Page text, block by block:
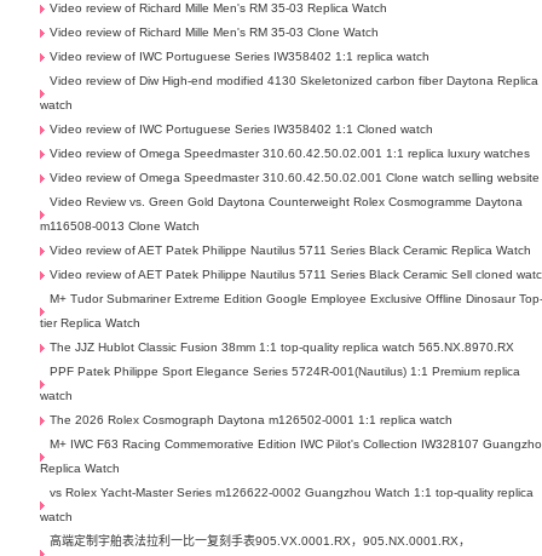
Video review of Richard Mille Men's RM 35-03 Replica Watch
Video review of Richard Mille Men's RM 35-03 Clone Watch
Video review of IWC Portuguese Series IW358402 1:1 replica watch
Video review of Diw High-end modified 4130 Skeletonized carbon fiber Daytona Replica
watch
Video review of IWC Portuguese Series IW358402 1:1 Cloned watch
Video review of Omega Speedmaster 310.60.42.50.02.001 1:1 replica luxury watches
Video review of Omega Speedmaster 310.60.42.50.02.001 Clone watch selling website
Video Review vs. Green Gold Daytona Counterweight Rolex Cosmogramme Daytona
m116508-0013 Clone Watch
Video review of AET Patek Philippe Nautilus 5711 Series Black Ceramic Replica Watch
Video review of AET Patek Philippe Nautilus 5711 Series Black Ceramic Sell cloned
M+ Tudor Submariner Extreme Edition Google Employee Exclusive Offline Dinosaur
tier Replica Watch
The JJZ Hublot Classic Fusion 38mm 1:1 top-quality replica watch 565.NX.8970.RX
PPF Patek Philippe Sport Elegance Series 5724R-001(Nautilus) 1:1 Premium replica
watch
The 2026 Rolex Cosmograph Daytona m126502-0001 1:1 replica watch
M+ IWC F63 Racing Commemorative Edition IWC Pilot's Collection IW328107
Replica Watch
vs Rolex Yacht-Master Series m126622-0002 Guangzhou Watch 1:1 top-quality replica
watch
高端定制宇舶表法拉利一比一复刻手表905.VX.0001.RX，905.NX.0001.RX，